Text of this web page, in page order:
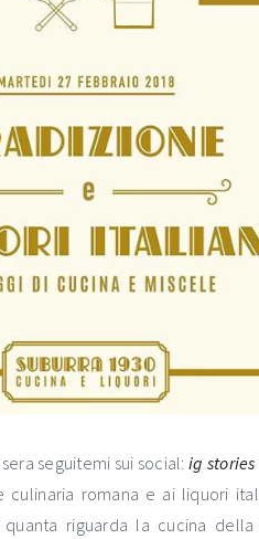
seguitemi sui social: ig stories
romana e ai liquori
riguarda la cucina